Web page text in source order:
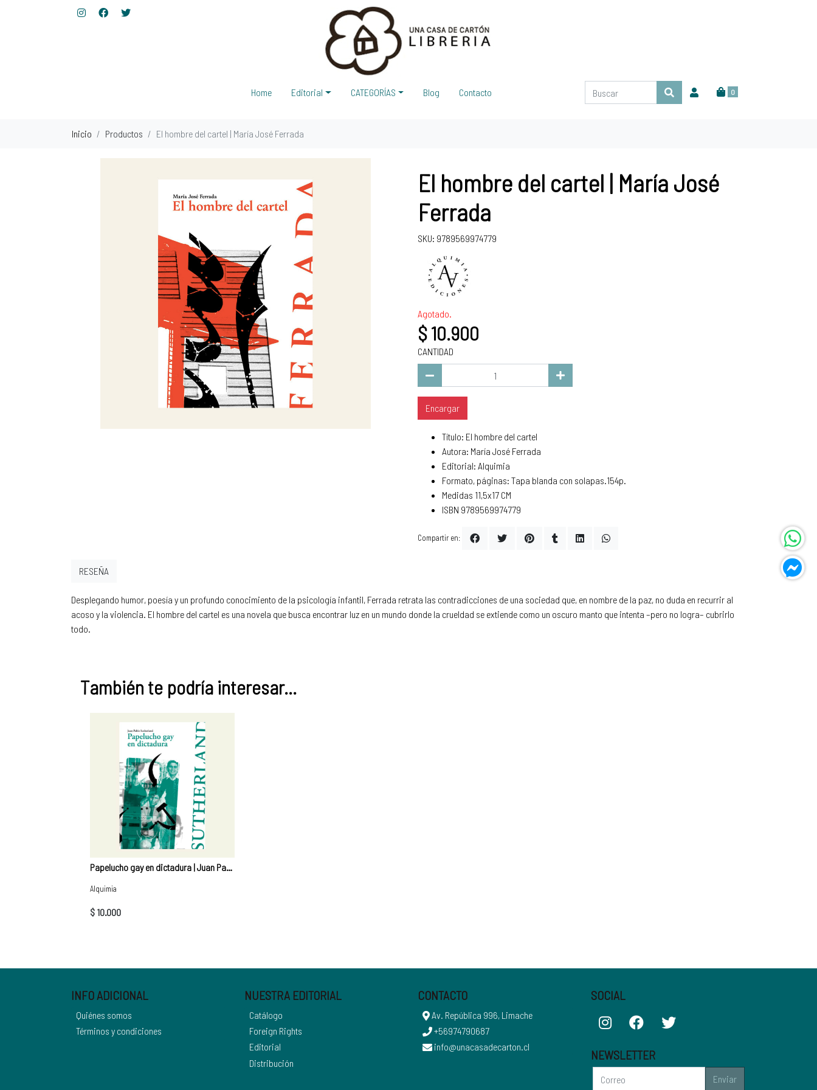
0
Home Editorial CATEGORÍAS Blog Contacto
Inicio Productos El hombre del cartel | María José Ferrada
El hombre del cartel | María José
Ferrada
SKU: 9789569974779
Agotado.
$ 10.900
CANTIDAD
Encargar
Título: El hombre del cartel
Autora: María José Ferrada
Editorial: Alquimia
Formato, páginas: Tapa blanda con solapas.154p.
Medidas 11,5x17 CM
ISBN 9789569974779
Compartir en:
Desplegando humor, poesía y un profundo conocimiento de la psicología infantil, Ferrada retrata las contradicciones de una sociedad que, en nombre de la paz, no duda en recurrir al
acoso y la violencia. El hombre del cartel es una novela que busca encontrar luz en un mundo donde la crueldad se extiende como un oscuro manto que intenta –pero no logra– cubrirlo
todo.
RESEÑA
También te podría interesar...
Papelucho gay en dictadura | Juan Pablo Sutherland
Alquimia
$ 10.000
INFO ADICIONAL
Quiénes somos
Términos y condiciones
NUESTRA EDITORIAL
Catálogo
Foreign Rights
Editorial
Distribución
CONTACTO
Av. República 996, Limache
+56974790687
info@unacasadecarton.cl
SOCIAL
NEWSLETTER
Enviar